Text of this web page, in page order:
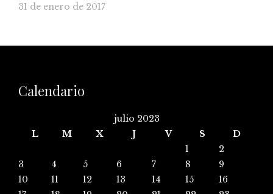
31 de enero de 2017
Calendario
julio 2023
L
M X J V S
D
1
2
3
4 5 6 7 8
9
10
11 12 13 14 15
16